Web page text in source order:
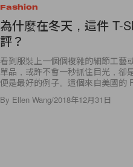
Fashion
為什麼在冬天，這件 T-
評？
看到服裝上一個個複雜的細節工藝
單品，或許不會一秒抓住目光，卻
便是最好的例子。這個來自美國的
By Ellen Wang/2018年12月31日